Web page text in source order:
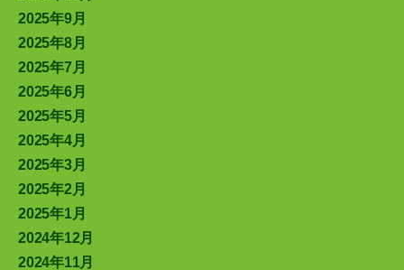
2025年9月
2025年8月
2025年7月
2025年6月
2025年5月
2025年4月
2025年3月
2025年2月
2025年1月
2024年12月
2024年11月